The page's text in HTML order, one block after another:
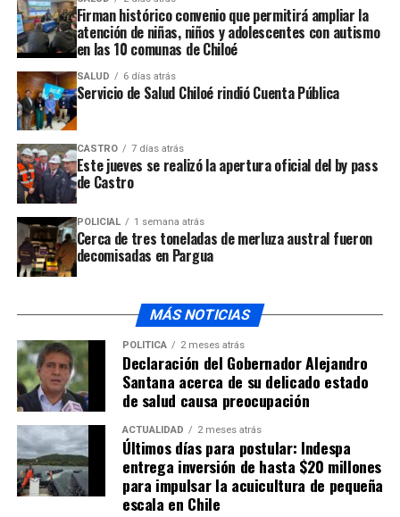
Firman histórico convenio que permitirá ampliar la
atención de niñas, niños y adolescentes con autismo
en las 10 comunas de Chiloé
SALUD 6 días atrás
Servicio de Salud Chiloé rindió Cuenta Pública
CASTRO 7 días atrás
Este jueves se realizó la apertura oficial del by pass
de Castro
POLICIAL 1 semana atrás
Cerca de tres toneladas de merluza austral fueron
decomisadas en Pargua
MÁS NOTICIAS
POLÍTICA 2 meses atrás
Declaración del Gobernador Alejandro
Santana acerca de su delicado estado
de salud causa preocupación
ACTUALIDAD 2 meses atrás
Últimos días para postular: Indespa
entrega inversión de hasta $20 millones
para impulsar la acuicultura de pequeña
escala en Chile